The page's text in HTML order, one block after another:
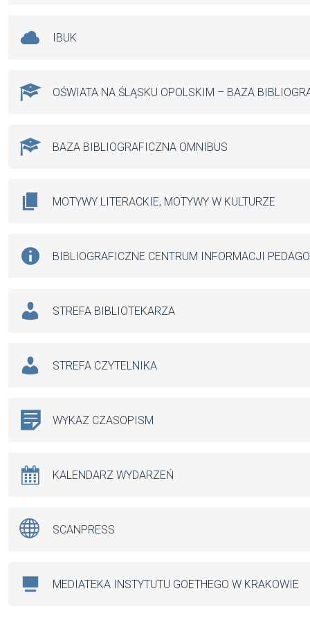
IBUK
OŚWIATA NA ŚLĄSKU OPOLSKIM – BAZA
BAZA BIBLIOGRAFICZNA OMNIBUS
MOTYWY LITERACKIE, MOTYWY W KULTURZE
BIBLIOGRAFICZNE CENTRUM INFORMACJI
STREFA BIBLIOTEKARZA
STREFA CZYTELNIKA
WYKAZ CZASOPISM
KALENDARZ WYDARZEŃ
SCANPRESS
MEDIATEKA INSTYTUTU GOETHEGO W KRAKOWIE